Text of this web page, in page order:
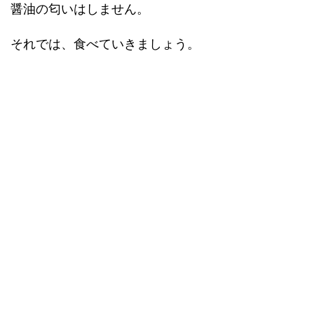
醤油の匂いはしません。
それでは、食べていきましょう。